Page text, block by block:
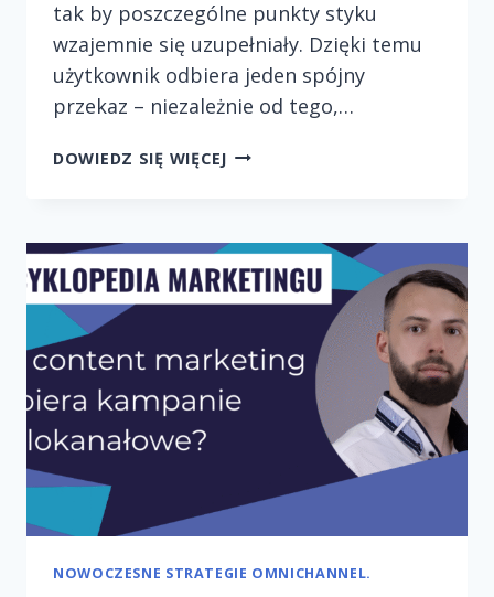
tak by poszczególne punkty styku
wzajemnie się uzupełniały. Dzięki temu
użytkownik odbiera jeden spójny
przekaz – niezależnie od tego,…
DOWIEDZ SIĘ WIĘCEJTWORZENIE
CHANNEL
NOWOCZESNE STRATEGIE OMNICHANNEL.